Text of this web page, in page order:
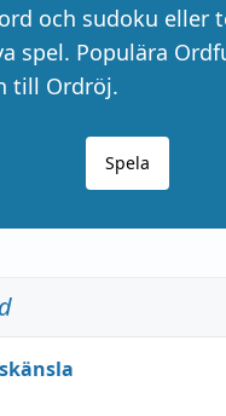
och sudoku eller
spel. Populära
till Ordröj.
Spela